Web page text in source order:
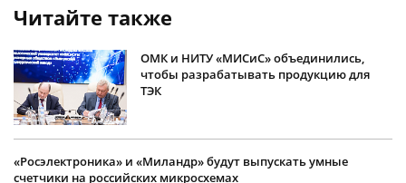
Читайте также
ОМК и НИТУ «МИСиС» объединились,
чтобы разрабатывать продукцию для
ТЭК
«Росэлектроника» и «Миландр» будут выпускать умные
счетчики на российских микросхемах